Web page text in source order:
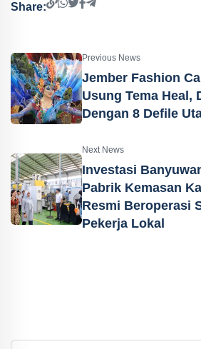
Share:
Previous News
Jember Fashion
Usung Tema Heal,
Dengan 8 Defile
Next News
Investasi
Pabrik Kemasan
Resmi Beroperasi
Pekerja Lokal